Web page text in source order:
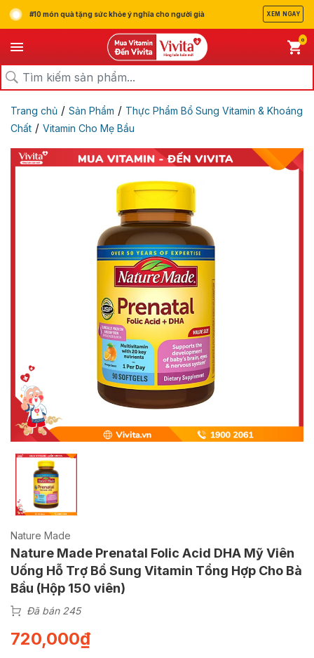
#10 món quà tặng sức khỏe ý nghĩa cho người già XEM NGAY
0
Trang chủ / Sản Phẩm / Thực Phẩm Bổ Sung Vitamin & Khoáng
Chất / Vitamin Cho Mẹ Bầu
Nature Made
Nature Made Prenatal Folic Acid DHA Mỹ Viên
Uống Hỗ Trợ Bổ Sung Vitamin Tổng Hợp Cho Bà
Bầu (Hộp 150 viên)
Đã bán 245
720,000₫